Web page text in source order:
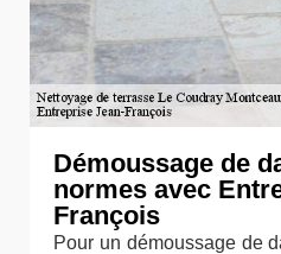
Démoussage de
normes avec
François
Pour un démoussage de